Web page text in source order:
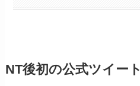
NT後初の公式ツイート